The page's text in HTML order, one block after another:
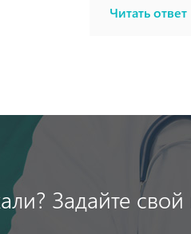
Читать ответ
Задайте